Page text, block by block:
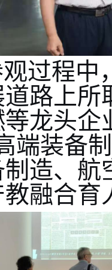
过程中
路上所
龙头
端装备
造、
教融合育